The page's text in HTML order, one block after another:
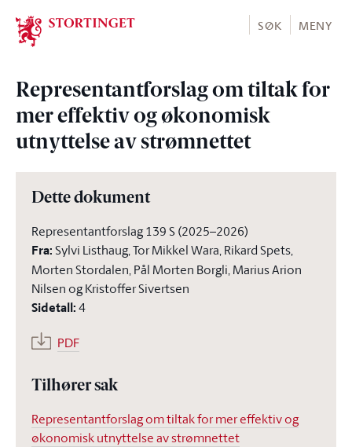
Stortinget.no
SØK MENY
Representantforslag om tiltak for
mer effektiv og økonomisk
utnyttelse av strømnettet
Dette dokument
Representantforslag 139 S (2025–2026)
Fra:Sylvi Listhaug, Tor Mikkel Wara, Rikard Spets,
Morten Stordalen, Pål Morten Borgli, Marius Arion
Nilsen og Kristoffer Sivertsen
Sidetall:4
PDF
Tilhører sak
Representantforslag om tiltak for mer effektiv og
økonomisk utnyttelse av strømnettet